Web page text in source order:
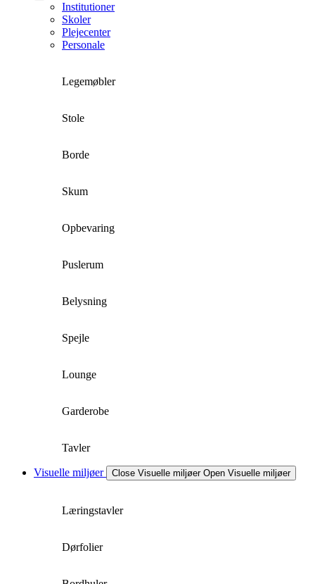
Institutioner
Skoler
Plejecenter
Personale
Legemøbler
Stole
Borde
Skum
Opbevaring
Puslerum
Belysning
Spejle
Lounge
Garderobe
Tavler
Visuelle miljøer Close Visuelle miljøer Open Visuelle miljøer
Læringstavler
Dørfolier